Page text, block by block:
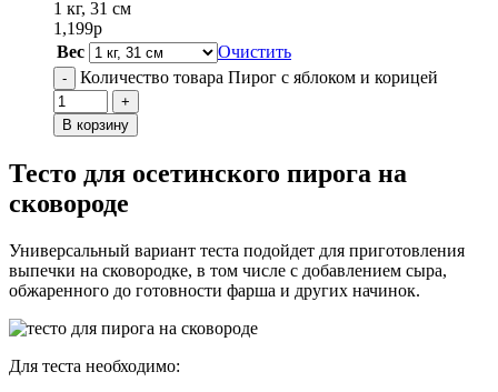
1 кг, 31 см
1,199р
Вес
Очистить
- Количество товара Пирог с яблоком и корицей
+
В корзину
Тесто для осетинского пирога на
сковороде
Универсальный вариант теста подойдет для приготовления
выпечки на сковородке, в том числе с добавлением сыра,
обжаренного до готовности фарша и других начинок.
Для теста необходимо: